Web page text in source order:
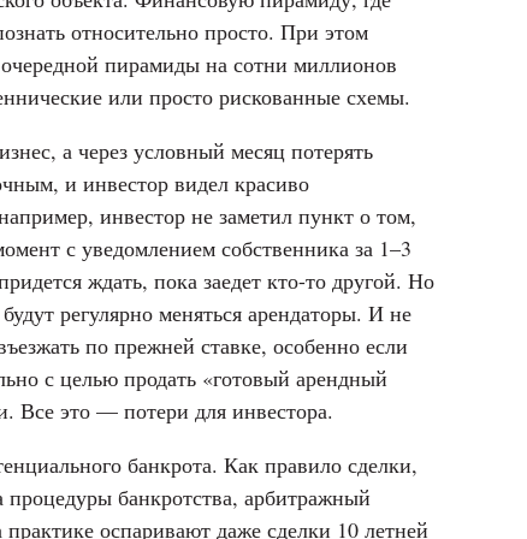
относительно просто. При этом
пирамиды на сотни миллионов
или просто рискованные схемы.
а через условный месяц потерять
и инвестор видел красиво
инвестор не заметил пункт о том,
с уведомлением собственника за 1–3
ждать, пока заедет кто-то другой. Но
регулярно меняться арендаторы. И не
по прежней ставке, особенно если
с целью продать «готовый арендный
Все это — потери для инвестора.
банкрота. Как правило сделки,
процедуры банкротства, арбитражный
оспаривают даже сделки 10 летней